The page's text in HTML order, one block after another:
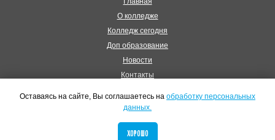
© 2026 Калужский колледж народного хозяйства и
природообустройства
Политика обработки персональных данных
О колледже
Колледж сегодня
Доп образование
Новости
Контакты
Оставаясь на сайте, Вы соглашаетесь на обработку персональных
данных.
ХОРОШО